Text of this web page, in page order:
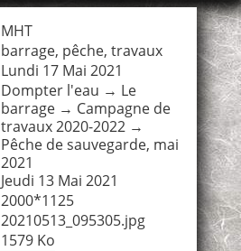
MHT
barrage, pêche, travaux
Lundi 17 Mai 2021
Dompter l'eau → Le
barrage→ Campagne de
travaux 2020-2022→
Pêche de sauvegarde, mai
2021
Jeudi 13 Mai 2021
2000*1125
20210513_095305.jpg
1579 Ko